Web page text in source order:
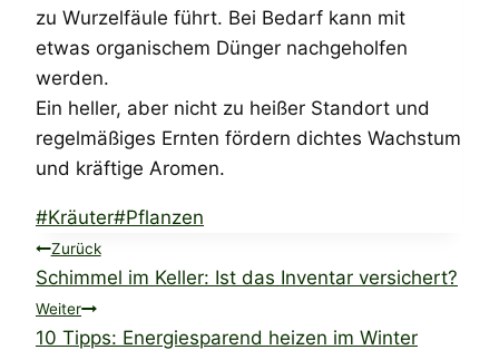
zu Wurzelfäule führt. Bei Bedarf kann mit
etwas organischem Dünger nachgeholfen
werden.
Ein heller, aber nicht zu heißer Standort und
regelmäßiges Ernten fördern dichtes Wachstum
und kräftige Aromen.
Schlagworte:
#Kräuter#Pflanzen
Beitragsnavigation
Zurück
Schimmel im Keller: Ist das Inventar versichert?
Weiter
10 Tipps: Energiesparend heizen im Winter